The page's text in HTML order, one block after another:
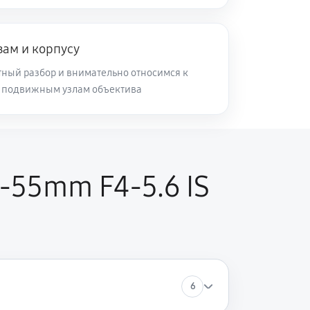
и корпусу
разбор и внимательно относимся к
подвижным узлам объектива
55mm F4-5.6 IS
6